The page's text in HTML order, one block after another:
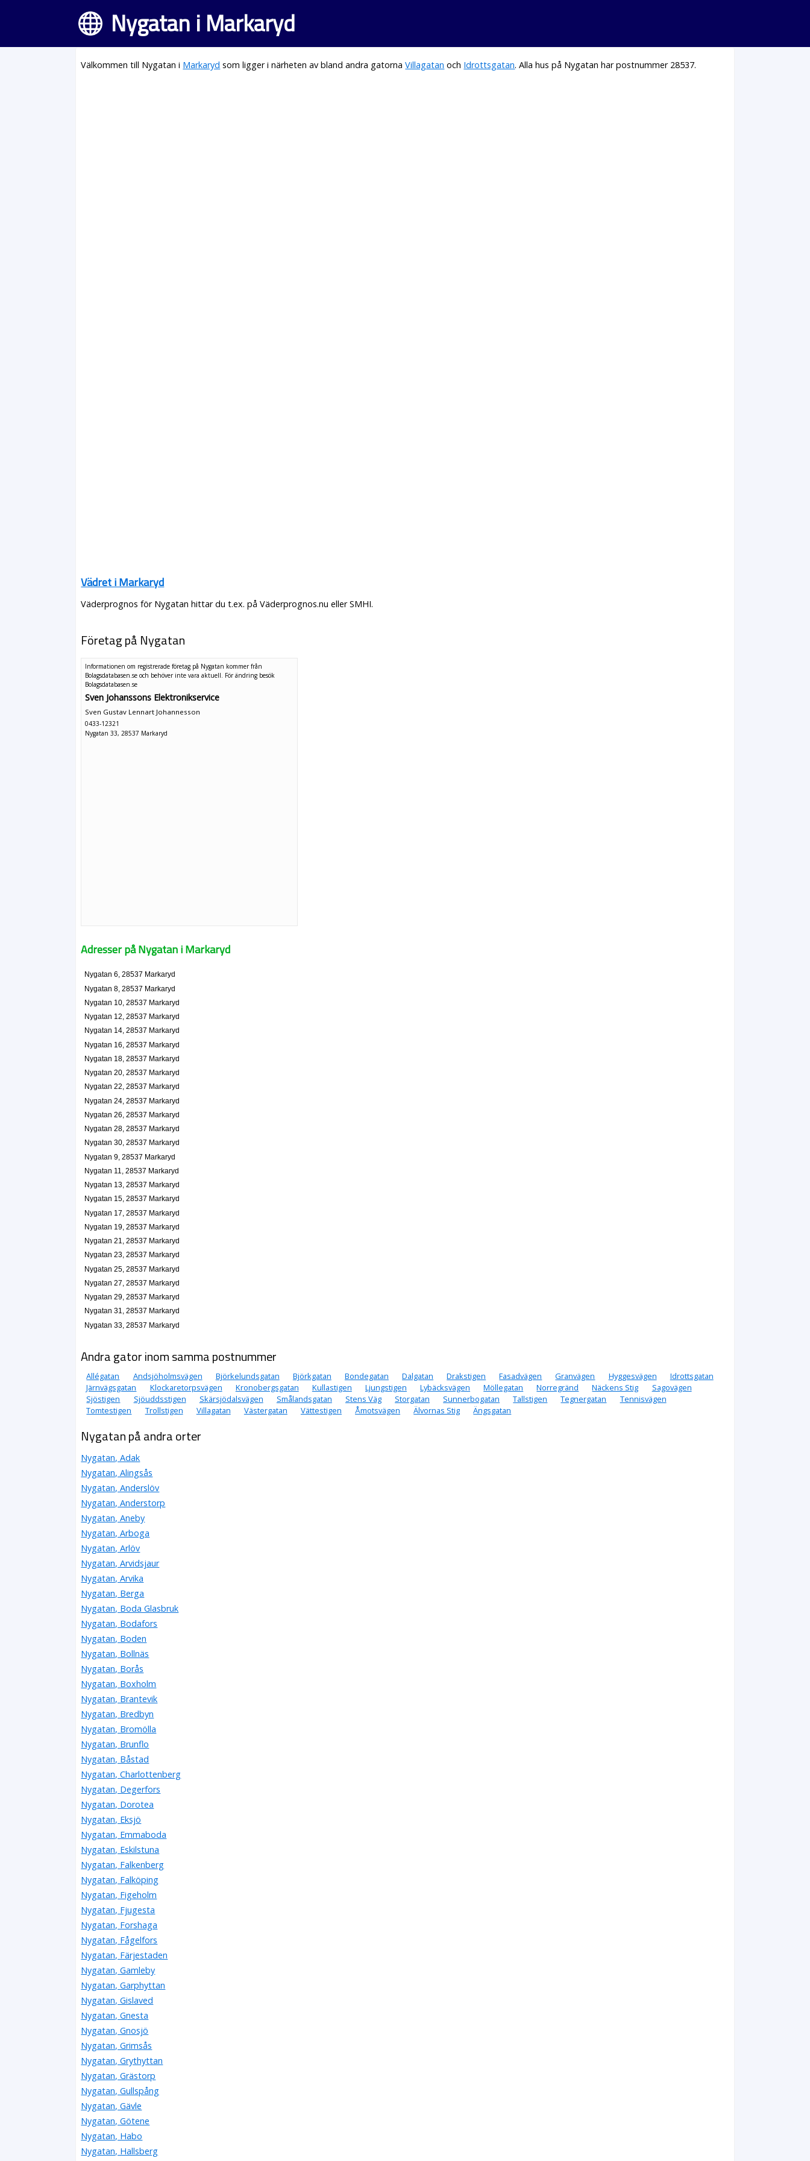
Nygatan i Markaryd
Välkommen till Nygatan i Markaryd som ligger i närheten av bland andra gatornaVillagatan och Idrottsgatan. Alla hus på Nygatan har postnummer 28537.
Vädret i Markaryd
Väderprognos för Nygatan hittar du t.ex. på Väderprognos.nu eller SMHI.
Företag på Nygatan
Informationen om registrerade företag på Nygatan kommer från
Bolagsdatabasen.se och behöver inte vara aktuell. För ändring besök
Bolagsdatabasen.se
Sven Johanssons Elektronikservice
Sven Gustav Lennart Johannesson
0433-12321
Nygatan 33, 28537 Markaryd
Adresser på Nygatan i Markaryd
Nygatan 6, 28537 Markaryd
Nygatan 8, 28537 Markaryd
Nygatan 10, 28537 Markaryd
Nygatan 12, 28537 Markaryd
Nygatan 14, 28537 Markaryd
Nygatan 16, 28537 Markaryd
Nygatan 18, 28537 Markaryd
Nygatan 20, 28537 Markaryd
Nygatan 22, 28537 Markaryd
Nygatan 24, 28537 Markaryd
Nygatan 26, 28537 Markaryd
Nygatan 28, 28537 Markaryd
Nygatan 30, 28537 Markaryd
Nygatan 9, 28537 Markaryd
Nygatan 11, 28537 Markaryd
Nygatan 13, 28537 Markaryd
Nygatan 15, 28537 Markaryd
Nygatan 17, 28537 Markaryd
Nygatan 19, 28537 Markaryd
Nygatan 21, 28537 Markaryd
Nygatan 23, 28537 Markaryd
Nygatan 25, 28537 Markaryd
Nygatan 27, 28537 Markaryd
Nygatan 29, 28537 Markaryd
Nygatan 31, 28537 Markaryd
Nygatan 33, 28537 Markaryd
Andra gator inom samma postnummer
Allégatan Andsjöholmsvägen Björkelundsgatan Björkgatan Bondegatan Dalgatan Drakstigen Fasadvägen Granvägen Hyggesvägen
Idrottsgatan
Järnvägsgatan
Klockaretorpsvägen Kronobergsgatan Kullastigen Ljungstigen Lybäcksvägen Möllegatan Norregränd Näckens Stig
Sagovägen
Sjöstigen
Sjöuddsstigen Skärsjödalsvägen Smålandsgatan Stens Väg Storgatan Sunnerbogatan Tallstigen Tegnergatan
Tennisvägen
Tomtestigen
Trollstigen Villagatan Västergatan Vättestigen Åmotsvägen Älvornas Stig Ängsgatan
Nygatan på andra orter
Nygatan, Adak
Nygatan, Alingsås
Nygatan, Anderslöv
Nygatan, Anderstorp
Nygatan, Aneby
Nygatan, Arboga
Nygatan, Arlöv
Nygatan, Arvidsjaur
Nygatan, Arvika
Nygatan, Berga
Nygatan, Boda Glasbruk
Nygatan, Bodafors
Nygatan, Boden
Nygatan, Bollnäs
Nygatan, Borås
Nygatan, Boxholm
Nygatan, Brantevik
Nygatan, Bredbyn
Nygatan, Bromölla
Nygatan, Brunflo
Nygatan, Båstad
Nygatan, Charlottenberg
Nygatan, Degerfors
Nygatan, Dorotea
Nygatan, Eksjö
Nygatan, Emmaboda
Nygatan, Eskilstuna
Nygatan, Falkenberg
Nygatan, Falköping
Nygatan, Figeholm
Nygatan, Fjugesta
Nygatan, Forshaga
Nygatan, Fågelfors
Nygatan, Färjestaden
Nygatan, Gamleby
Nygatan, Garphyttan
Nygatan, Gislaved
Nygatan, Gnesta
Nygatan, Gnosjö
Nygatan, Grimsås
Nygatan, Grythyttan
Nygatan, Grästorp
Nygatan, Gullspång
Nygatan, Gävle
Nygatan, Götene
Nygatan, Habo
Nygatan, Hallsberg